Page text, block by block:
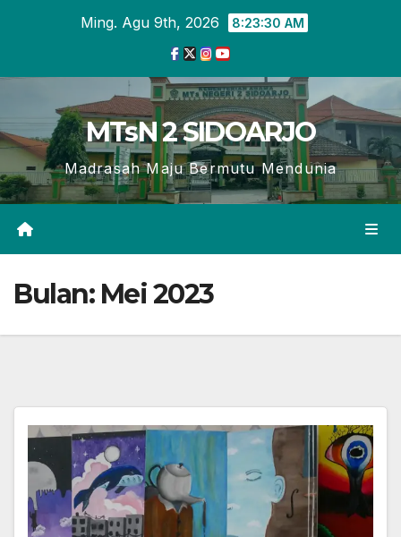
Ming. Agu 9th, 2026 8:23:31 AM
MTsN 2 SIDOARJO
Madrasah Maju Bermutu Mendunia
Bulan: Mei 2023